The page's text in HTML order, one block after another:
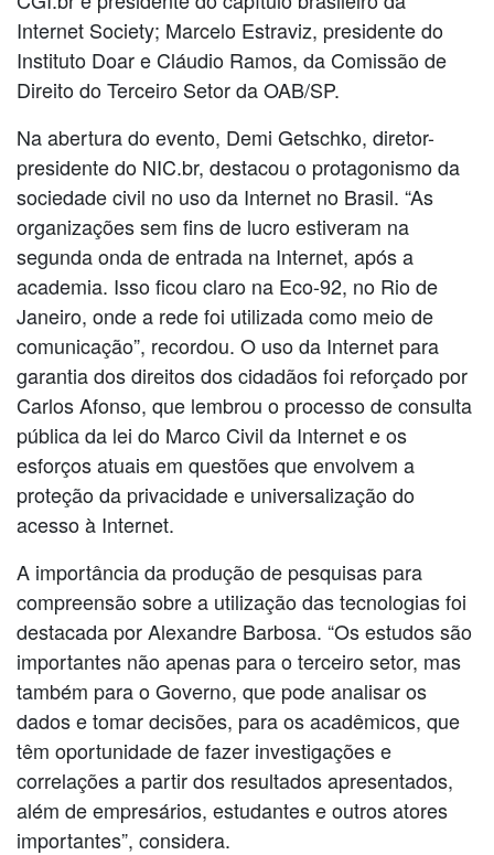
Internet Society; Marcelo Estraviz, presidente do
Instituto Doar e Cláudio Ramos, da Comissão de
Direito do Terceiro Setor da OAB/SP.
Na abertura do evento, Demi Getschko, diretor-
presidente do NIC.br, destacou o protagonismo da
sociedade civil no uso da Internet no Brasil. “As
organizações sem fins de lucro estiveram na
segunda onda de entrada na Internet, após a
academia. Isso ficou claro na Eco-92, no Rio de
Janeiro, onde a rede foi utilizada como meio de
comunicação”, recordou. O uso da Internet para
garantia dos direitos dos cidadãos foi reforçado por
Carlos Afonso, que lembrou o processo de consulta
pública da lei do Marco Civil da Internet e os
esforços atuais em questões que envolvem a
proteção da privacidade e universalização do
acesso à Internet.
A importância da produção de pesquisas para
compreensão sobre a utilização das tecnologias foi
destacada por Alexandre Barbosa. “Os estudos são
importantes não apenas para o terceiro setor, mas
também para o Governo, que pode analisar os
dados e tomar decisões, para os acadêmicos, que
têm oportunidade de fazer investigações e
correlações a partir dos resultados apresentados,
além de empresários, estudantes e outros atores
importantes”, considera.